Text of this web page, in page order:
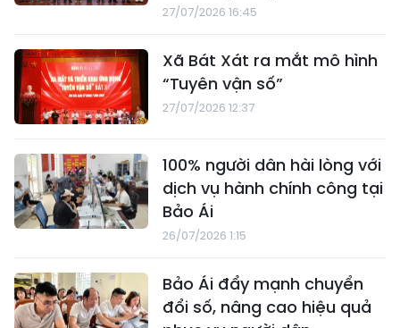
27/07/2026 16:45
Xã Bát Xát ra mắt mô hình
“Tuyên vận số”
27/07/2026 12:37
100% người dân hài lòng với
dịch vụ hành chính công tại
Bảo Ái
26/07/2026 1:15
Bảo Ái đẩy mạnh chuyển
đổi số, nâng cao hiệu quả